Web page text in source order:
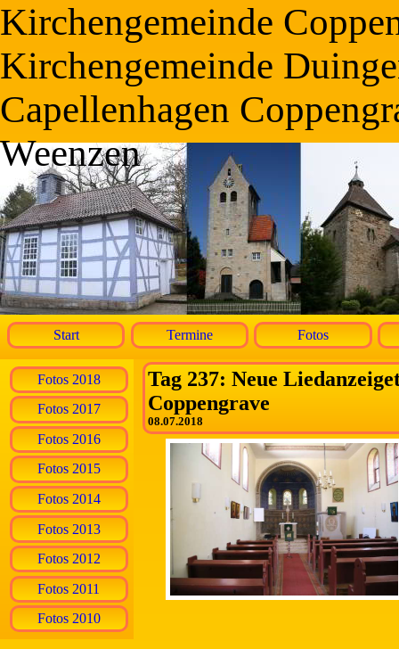
Kirchengemeinde
Kirchengemeinde
Capellenhagen
Weenzen
Start Termine Fotos
Fotos 2018
Fotos 2017
Fotos 2016
Fotos 2015
Fotos 2014
Fotos 2013
Fotos 2012
Fotos 2011
Fotos 2010
Tag 237: Neue
Coppengrave
08.07.2018